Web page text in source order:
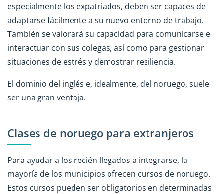
especialmente los expatriados, deben ser capaces de
adaptarse fácilmente a su nuevo entorno de trabajo.
También se valorará su capacidad para comunicarse e
interactuar con sus colegas, así como para gestionar
situaciones de estrés y demostrar resiliencia.
El dominio del inglés e, idealmente, del noruego, suele
ser una gran ventaja.
Clases de noruego para extranjeros
Para ayudar a los recién llegados a integrarse, la
mayoría de los municipios ofrecen cursos de noruego.
Estos cursos pueden ser obligatorios en determinadas